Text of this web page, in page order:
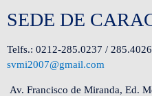
SEDE DE
Telfs.: 0212-285.0237 /
svmi2007@gmail.com
Av. Francisco de Miranda, Ed.